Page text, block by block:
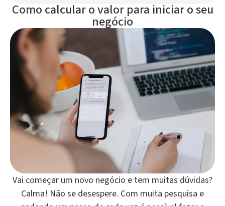
Como calcular o valor para iniciar o seu
negócio
Vai começar um novo negócio e tem muitas dúvidas?
Calma! Não se desespere. Com muita pesquisa e